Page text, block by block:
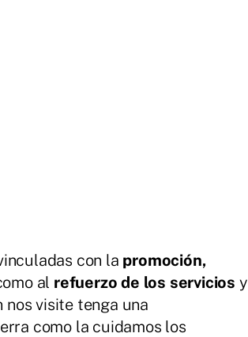
con la promoción,
al refuerzo de los servicios y
visite tenga una
como la cuidamos los